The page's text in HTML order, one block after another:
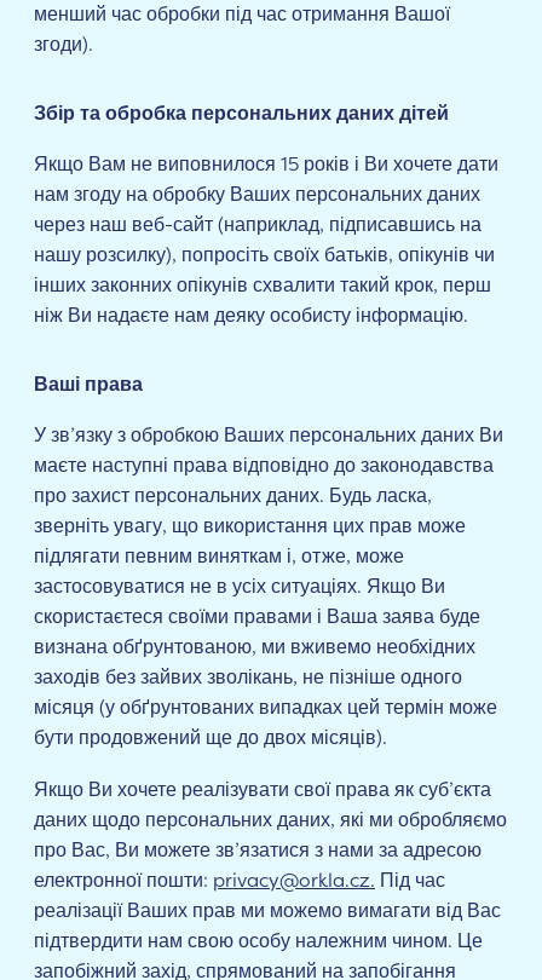
менший час обробки під час отримання Вашої
згоди).
Збір та обробка персональних даних дітей
Якщо Вам не виповнилося 15 років і Ви хочете дати
нам згоду на обробку Ваших персональних даних
через наш веб-сайт (наприклад, підписавшись на
нашу розсилку), попросіть своїх батьків, опікунів чи
інших законних опікунів схвалити такий крок, перш
ніж Ви надаєте нам деяку особисту інформацію.
Ваші права
У зв’язку з обробкою Ваших персональних даних Ви
маєте наступні права відповідно до законодавства
про захист персональних даних. Будь ласка,
зверніть увагу, що використання цих прав може
підлягати певним виняткам і, отже, може
застосовуватися не в усіх ситуаціях. Якщо Ви
скористаєтеся своїми правами і Ваша заява буде
визнана обґрунтованою, ми вживемо необхідних
заходів без зайвих зволікань, не пізніше одного
місяця (у обґрунтованих випадках цей термін може
бути продовжений ще до двох місяців).
Якщо Ви хочете реалізувати свої права як суб’єкта
даних щодо персональних даних, які ми обробляємо
про Вас, Ви можете зв’язатися з нами за адресою
електронної пошти: privacy@orkla.cz. Під час
реалізації Ваших прав ми можемо вимагати від Вас
підтвердити нам свою особу належним чином. Це
запобіжний захід, спрямований на запобігання